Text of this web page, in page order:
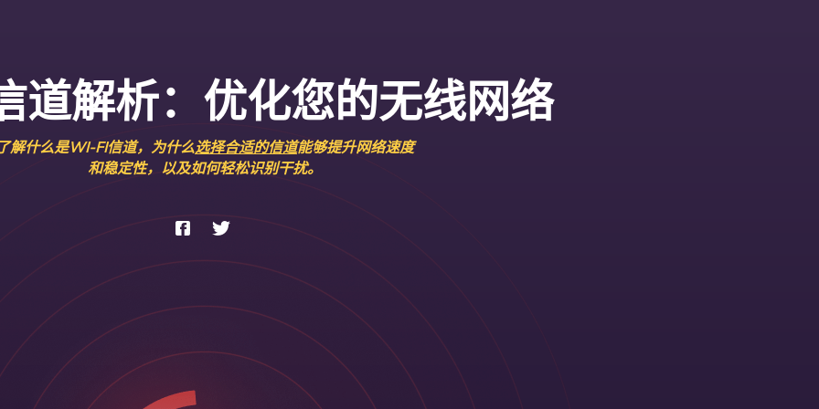
道解析：优化您的无线网络
解什么是WI-FI信道，为什么选择合适的信道能够提升网络速度
和稳定性，以及如何轻松识别干扰。